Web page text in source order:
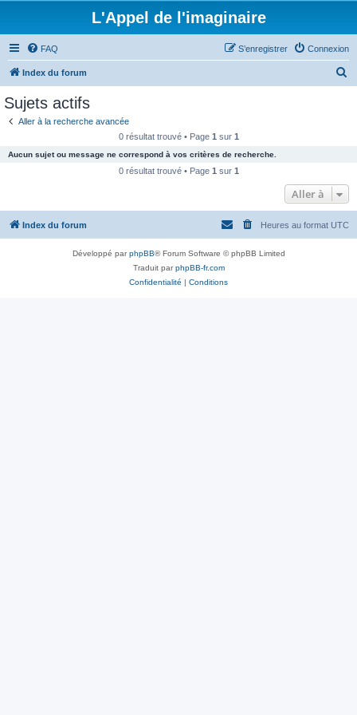
L'Appel de l'imaginaire
FAQ Connexion
S’enregistrer
Index du forum
c
e
Sujets actifs
Aller à la recherche avancée
0 résultat trouvé • Page 1 sur 1
Aucun sujet ou message ne correspond à vos critères de recherche.
0 résultat trouvé • Page 1 sur 1
Aller à
Index du forum Heures au format UTC
Développé parphpBB® Forum Software © phpBB Limited
Traduit parphpBB-fr.com
Confidentialité | Conditions